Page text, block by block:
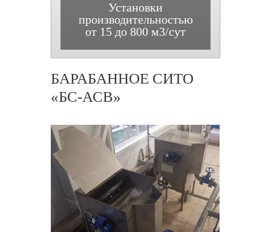
Установки
производительностью
от 15 до 800 м3/сут
БАРАБАННОЕ СИТО
«БС-АСВ»